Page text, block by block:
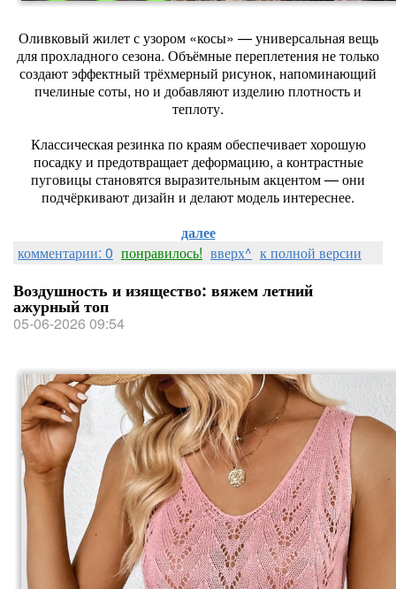
Оливковый жилет с узором «косы» — универсальная вещь
для прохладного сезона. Объёмные переплетения не только
создают эффектный трёхмерный рисунок, напоминающий
пчелиные соты, но и добавляют изделию плотность и
теплоту.
Классическая резинка по краям обеспечивает хорошую
посадку и предотвращает деформацию, а контрастные
пуговицы становятся выразительным акцентом — они
подчёркивают дизайн и делают модель интереснее.
далее
комментарии: 0 понравилось! вверх^ к полной версии
Воздушность и изящество: вяжем летний
ажурный топ
05-06-2026 09:54